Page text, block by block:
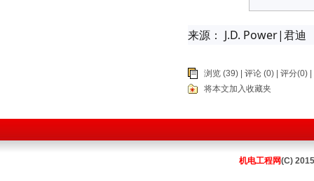
来源： J.D. Power|君迪
浏览 (39) | 评论 (0) | 评分(0) |
将本文加入收藏夹
机电工程网(C)